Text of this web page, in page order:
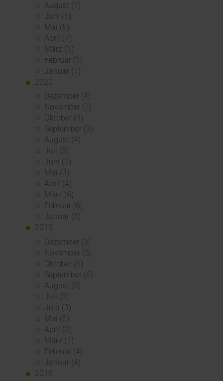
August (1)
Juni (6)
Mai (5)
April (7)
März (1)
Februar (1)
Januar (7)
2020
Dezember (4)
November (7)
Oktober (3)
September (3)
August (4)
Juli (3)
Juni (2)
Mai (3)
April (4)
März (6)
Februar (6)
Januar (3)
2019
Dezember (3)
November (5)
Oktober (6)
September (6)
August (3)
Juli (3)
Juni (3)
Mai (6)
April (2)
März (1)
Februar (4)
Januar (4)
2018